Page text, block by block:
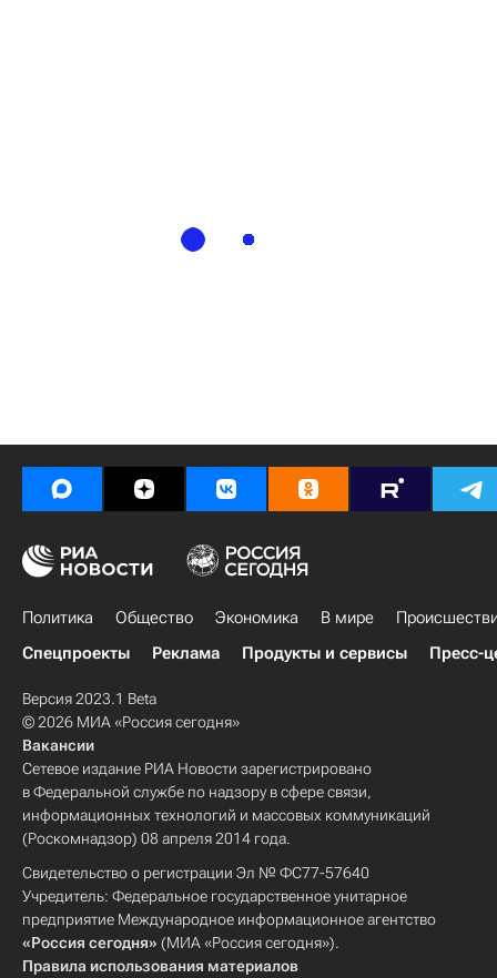
Политика Общество Экономика В мире
Спецпроекты
Реклама Продукты и сервисы Пресс-
Версия 2023.1 Beta
© 2026 МИА «Россия сегодня»
Вакансии
Сетевое издание РИА Новости зарегистрировано
в Федеральной службе по надзору в сфере связи,
информационных технологий и массовых коммуникаций
(Роскомнадзор) 08 апреля 2014 года.
Свидетельство о регистрации Эл № ФС77-57640
Учредитель: Федеральное государственное унитарное
предприятие Международное информационное агентство
«Россия сегодня» (МИА «Россия сегодня»).
Правила использования материалов